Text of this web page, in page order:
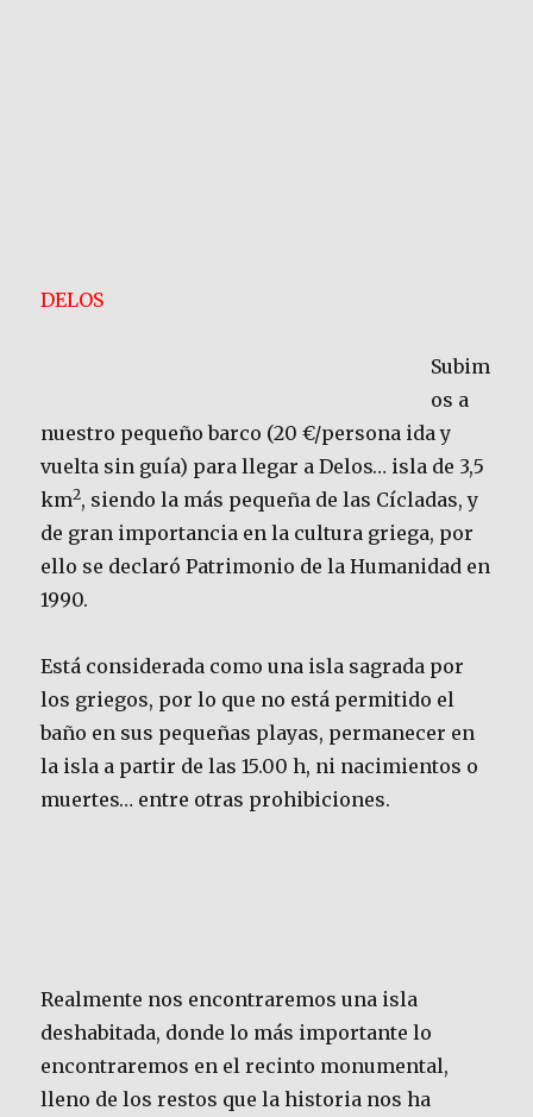
DELOS
Subim
os a
nuestro pequeño barco (20 €/persona ida y
vuelta sin guía) para llegar a Delos… isla de 3,5
km2, siendo la más pequeña de las Cícladas, y
de gran importancia en la cultura griega, por
ello se declaró Patrimonio de la Humanidad en
1990.
Está considerada como una isla sagrada por
los griegos, por lo que no está permitido el
baño en sus pequeñas playas, permanecer en
la isla a partir de las 15.00 h, ni nacimientos o
muertes… entre otras prohibiciones.
Realmente nos encontraremos una isla
deshabitada, donde lo más importante lo
encontraremos en el recinto monumental,
lleno de los restos que la historia nos ha